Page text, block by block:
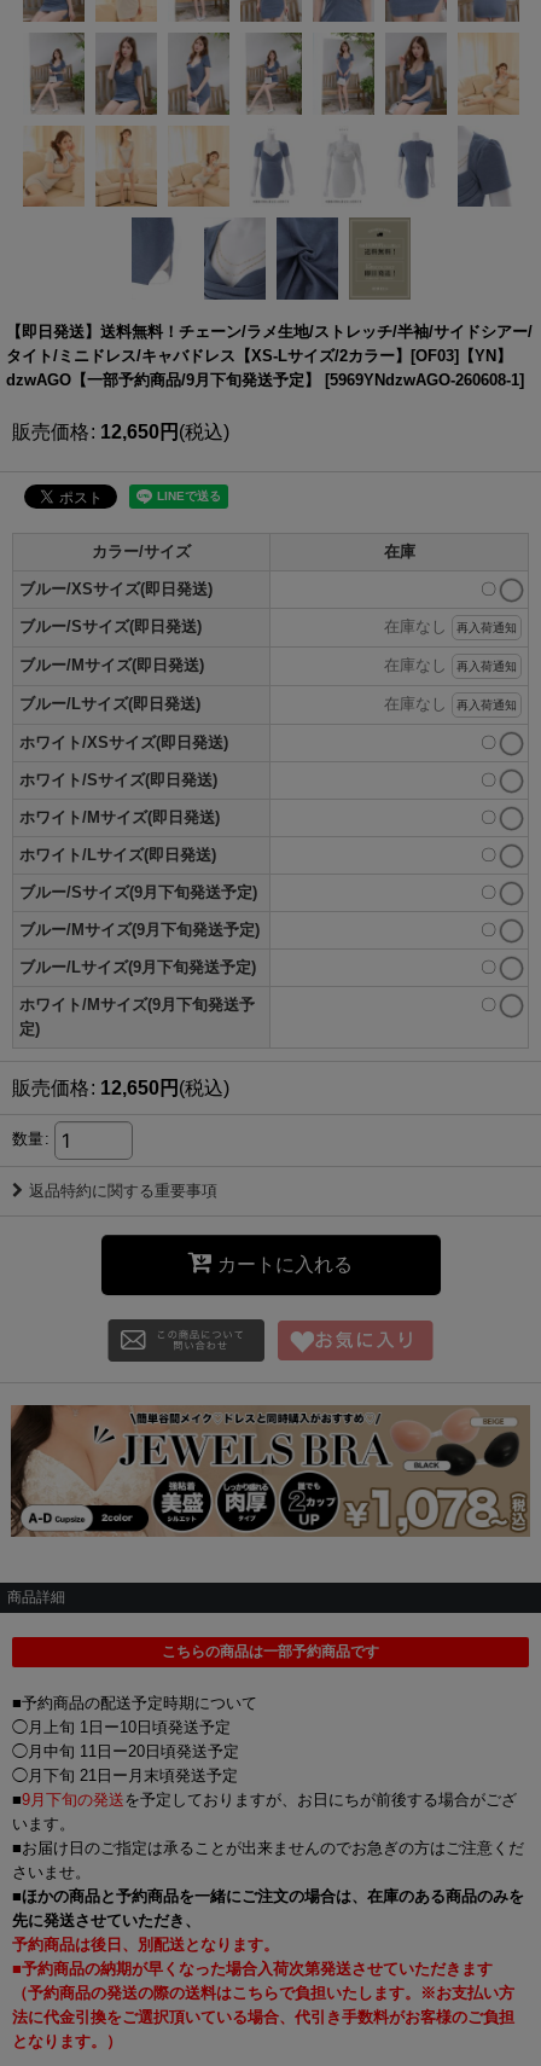
【即日発送】送料無料！チェーン/ラメ生地/ストレッチ/半袖/サイドシアー/
タイト/ミニドレス/キャバドレス【XS-Lサイズ/2カラー】[OF03]【YN】
dzwAGO【一部予約商品/9月下旬発送予定】
[5969YNdzwAGO-260608-1]
販売価格: 12,650円 (税込)
カラー/サイズ 在庫
ブルー/XSサイズ(即日発送) 〇
ブルー/Sサイズ(即日発送) 在庫なし 再入荷通知
ブルー/Mサイズ(即日発送) 在庫なし 再入荷通知
ブルー/Lサイズ(即日発送) 在庫なし 再入荷通知
ホワイト/XSサイズ(即日発送) 〇
ホワイト/Sサイズ(即日発送) 〇
ホワイト/Mサイズ(即日発送) 〇
ホワイト/Lサイズ(即日発送) 〇
ブルー/Sサイズ(9月下旬発送予定) 〇
ブルー/Mサイズ(9月下旬発送予定) 〇
ブルー/Lサイズ(9月下旬発送予定) 〇
ホワイト/Mサイズ(9月下旬発送予
定)
〇
販売価格: 12,650円 (税込)
数量:
返品特約に関する重要事項
カートに入れる
商品詳細
こちらの商品は一部予約商品です
■予約商品の配送予定時期について
◯月上旬 1日ー10日頃発送予定
◯月中旬 11日ー20日頃発送予定
◯月下旬 21日ー月末頃発送予定
■9月下旬の発送を予定しておりますが、お日にちが前後する場合がござ
います。
■お届け日のご指定は承ることが出来ませんのでお急ぎの方はご注意くだ
さいませ。
■ほかの商品と予約商品を一緒にご注文の場合は、在庫のある商品のみを
先に発送させていただき、
予約商品は後日、別配送となります。
■予約商品の納期が早くなった場合入荷次第発送させていただきます
（予約商品の発送の際の送料はこちらで負担いたします。※お支払い方
法に代金引換をご選択頂いている場合、代引き手数料がお客様のご負担
となります。）